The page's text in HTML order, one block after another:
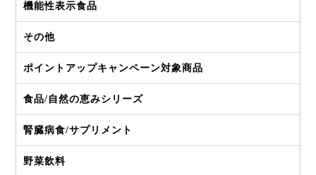
機能性表示食品
その他
ポイントアップキャンペーン対象商品
食品/自然の恵みシリーズ
腎臓病食/サプリメント
野菜飲料